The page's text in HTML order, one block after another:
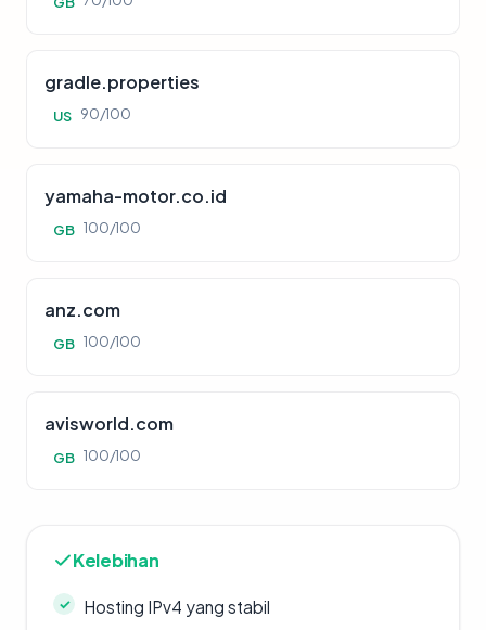
gradle.properties
US 90/100
yamaha-motor.co.id
GB 100/100
anz.com
GB 100/100
avisworld.com
GB 100/100
Kelebihan
Hosting IPv4 yang stabil